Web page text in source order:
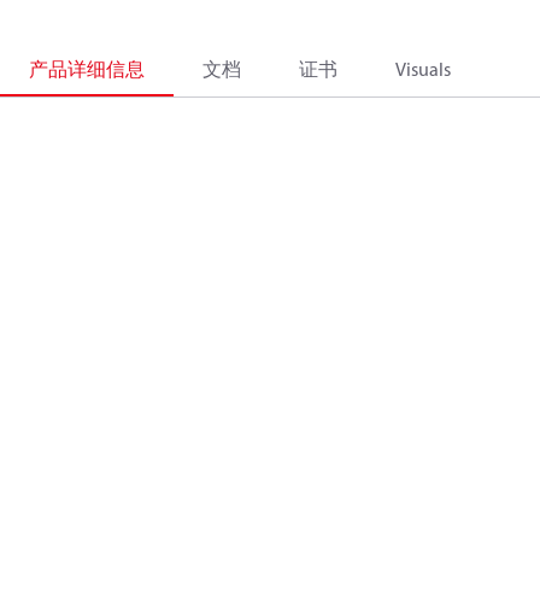
产品详细信息 文档 证书 Visuals